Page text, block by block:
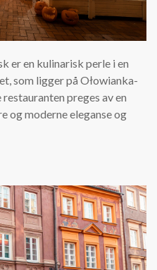
er en kulinarisk perle i en
som ligger på Ołowianka-
preges av en
og moderne eleganse og